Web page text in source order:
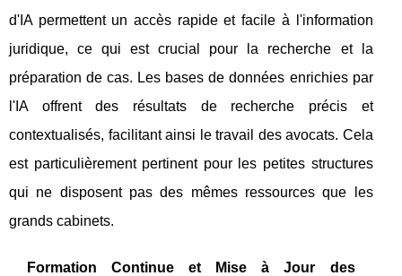
d'IA permettent un accès rapide et facile à l'information
juridique, ce qui est crucial pour la recherche et la
préparation de cas. Les bases de données enrichies par
l'IA offrent des résultats de recherche précis et
contextualisés, facilitant ainsi le travail des avocats. Cela
est particulièrement pertinent pour les petites structures
qui ne disposent pas des mêmes ressources que les
grands cabinets.
Formation Continue et Mise à Jour des